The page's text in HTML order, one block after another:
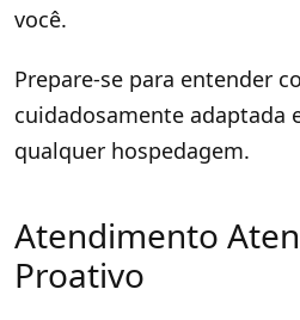
você.
Prepare-se para entender
cuidadosamente adaptada
qualquer hospedagem.
Atendimento
Proativo